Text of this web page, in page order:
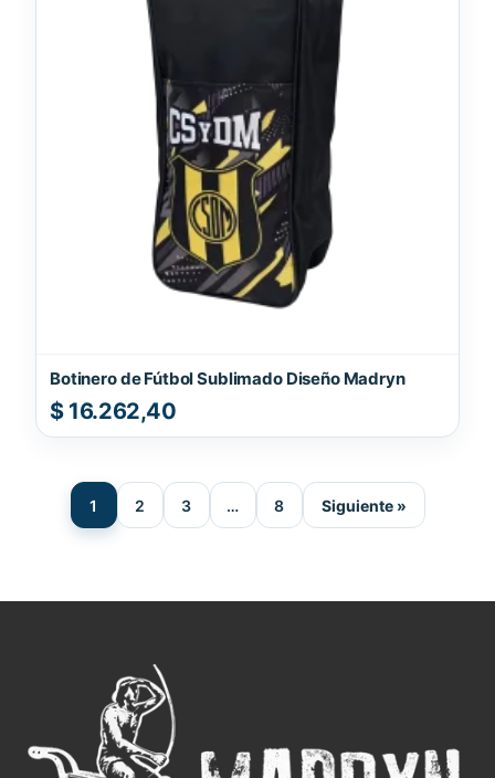
Botinero de Fútbol Sublimado Diseño Madryn
$16.262,40
1 2 3 … 8 Siguiente »